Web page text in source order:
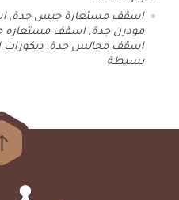
اسقف مستعارة جبس جدة,
مودرن جدة,اسقف مستعاره
اسقف مجالس جدة,
بسيطة